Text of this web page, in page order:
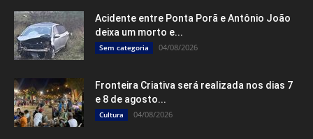
Acidente entre Ponta Porã e Antônio João
deixa um morto e...
Sem categoria 04/08/2026
Fronteira Criativa será realizada nos dias 7
e 8 de agosto...
Cultura 04/08/2026